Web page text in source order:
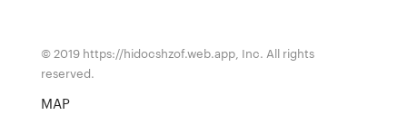
© 2019 https://hidocshzof.web.app, Inc. All rights
reserved.
MAP